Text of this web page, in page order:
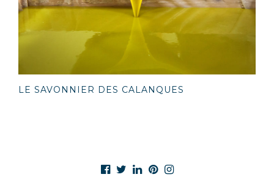
LE SAVONNIER DES CALANQUES